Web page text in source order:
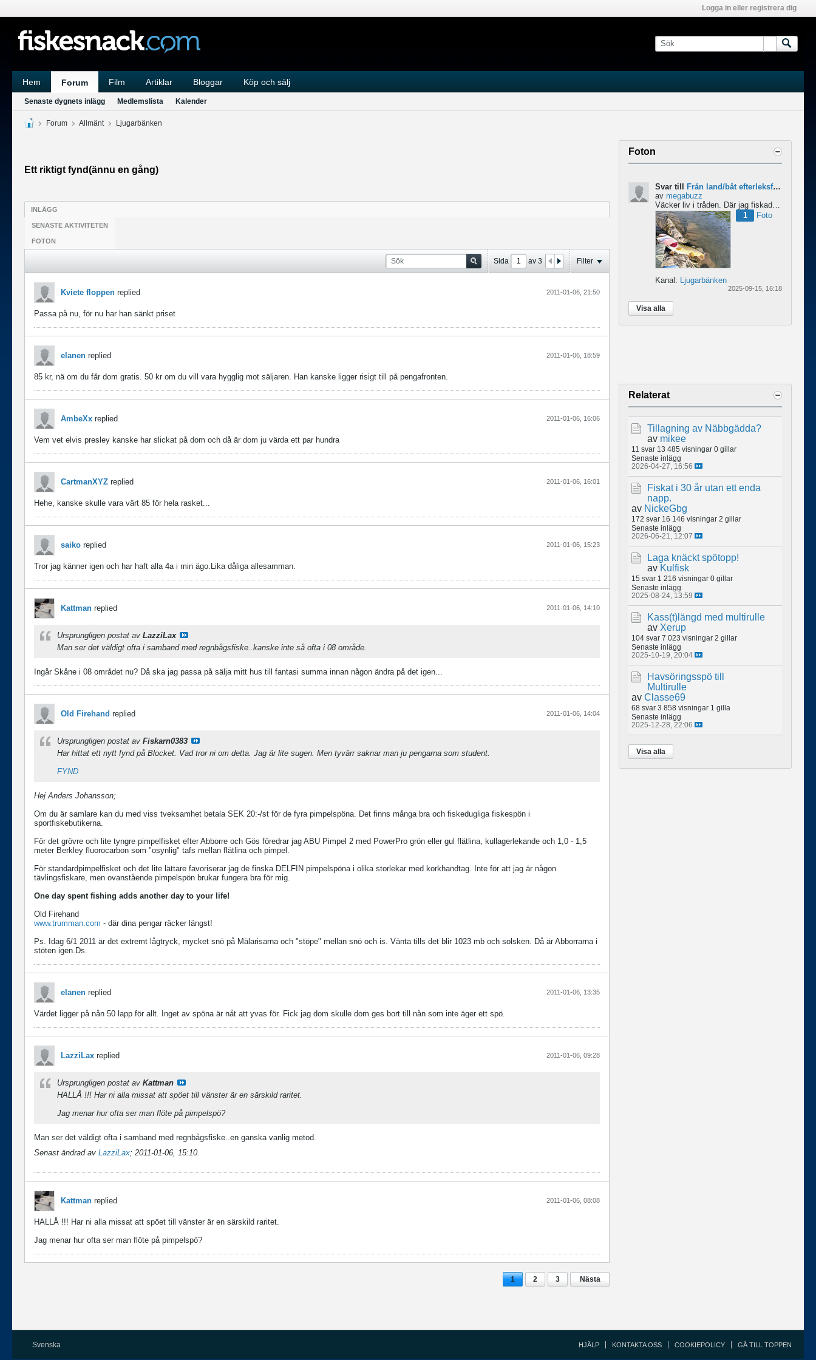
Logga in eller registrera dig
Hem Forum Film Artiklar Bloggar Köp och sälj
Senaste dygnets inlägg Medlemslista Kalender
Forum Allmänt Ljugarbänken
Ett riktigt fynd(ännu en gång)
INLÄGG
SENASTE AKTIVITETEN
FOTON
Sida av 3 Filter
Kviete floppen replied 2011-01-06, 21:50
Passa på nu, för nu har han sänkt priset
elanen replied 2011-01-06, 18:59
85 kr, nä om du får dom gratis. 50 kr om du vill vara hygglig mot säljaren. Han kanske ligger risigt till på pengafronten.
AmbeXx replied 2011-01-06, 16:06
Vem vet elvis presley kanske har slickat på dom och då är dom ju värda ett par hundra
CartmanXYZ replied 2011-01-06, 16:01
Hehe, kanske skulle vara värt 85 för hela rasket...
saiko replied 2011-01-06, 15:23
Tror jag känner igen och har haft alla 4a i min ägo.Lika dåliga allesamman.
Kattman replied 2011-01-06, 14:10
Ursprungligen postat av LazziLax
Man ser det väldigt ofta i samband med regnbågsfiske..kanske inte så ofta i 08 område.
Ingår Skåne i 08 området nu? Då ska jag passa på sälja mitt hus till fantasi summa innan någon ändra på det igen...
Old Firehand replied 2011-01-06, 14:04
Ursprungligen postat av Fiskarn0383
Har hittat ett nytt fynd på Blocket. Vad tror ni om detta. Jag är lite sugen. Men tyvärr saknar man ju pengarna som student.
FYND
Hej Anders Johansson;
Om du är samlare kan du med viss tveksamhet betala SEK 20:-/st för de fyra pimpelspöna. Det finns många bra och fiskedugliga fiskespön i
sportfiskebutikerna.
För det grövre och lite tyngre pimpelfisket efter Abborre och Gös föredrar jag ABU Pimpel 2 med PowerPro grön eller gul flätlina, kullagerlekande och 1,0 - 1,5
meter Berkley fluorocarbon som "osynlig" tafs mellan flätlina och pimpel.
För standardpimpelfisket och det lite lättare favoriserar jag de finska DELFIN pimpelspöna i olika storlekar med korkhandtag. Inte för att jag är någon
tävlingsfiskare, men ovanstående pimpelspön brukar fungera bra för mig.
One day spent fishing adds another day to your life!
Old Firehand
www.trumman.com - där dina pengar räcker längst!
Ps. Idag 6/1 2011 är det extremt lågtryck, mycket snö på Mälarisarna och "stöpe" mellan snö och is. Vänta tills det blir 1023 mb och solsken. Då är Abborrarna i
stöten igen.Ds.
elanen replied 2011-01-06, 13:35
Värdet ligger på nån 50 lapp för allt. Inget av spöna är nåt att yvas för. Fick jag dom skulle dom ges bort till nån som inte äger ett spö.
LazziLax replied 2011-01-06, 09:28
Ursprungligen postat av Kattman
HALLÅ !!! Har ni alla missat att spöet till vänster är en särskild raritet.
Jag menar hur ofta ser man flöte på pimpelspö?
Man ser det väldigt ofta i samband med regnbågsfiske..en ganska vanlig metod.
Senast ändrad av LazziLax; 2011-01-06, 15:10.
Kattman replied 2011-01-06, 08:08
HALLÅ !!! Har ni alla missat att spöet till vänster är en särskild raritet.
Jag menar hur ofta ser man flöte på pimpelspö?
1 2 3 Nästa
Foton
Svar till
Från land/båt efterleksfiske 2024 efter gädda
av megabuzz
Väcker liv i tråden. Där jag fiskade i våras så lekte gäddorna från början av mars hela vägen in i juni...
1
Foto
Kanal: Ljugarbänken
2025-09-15, 16:18
Visa alla
Relaterat
Tillagning av Näbbgädda?
av mikee
11 svar 13 485 visningar 0 gillar
Senaste inlägg
2026-04-27, 16:56
Fiskat i 30 år utan ett enda
napp.
av NickeGbg
172 svar 16 146 visningar 2 gillar
Senaste inlägg
2026-06-21, 12:07
Laga knäckt spötopp!
av Kulfisk
15 svar 1 216 visningar 0 gillar
Senaste inlägg
2025-08-24, 13:59
Kass(t)längd med multirulle
av Xerup
104 svar 7 023 visningar 2 gillar
Senaste inlägg
2025-10-19, 20:04
Havsöringsspö till
Multirulle
av Classe69
68 svar 3 858 visningar 1 gilla
Senaste inlägg
2025-12-28, 22:06
Visa alla
Svenska HJÄLP KONTAKTA OSS COOKIEPOLICY GÅ TILL TOPPEN